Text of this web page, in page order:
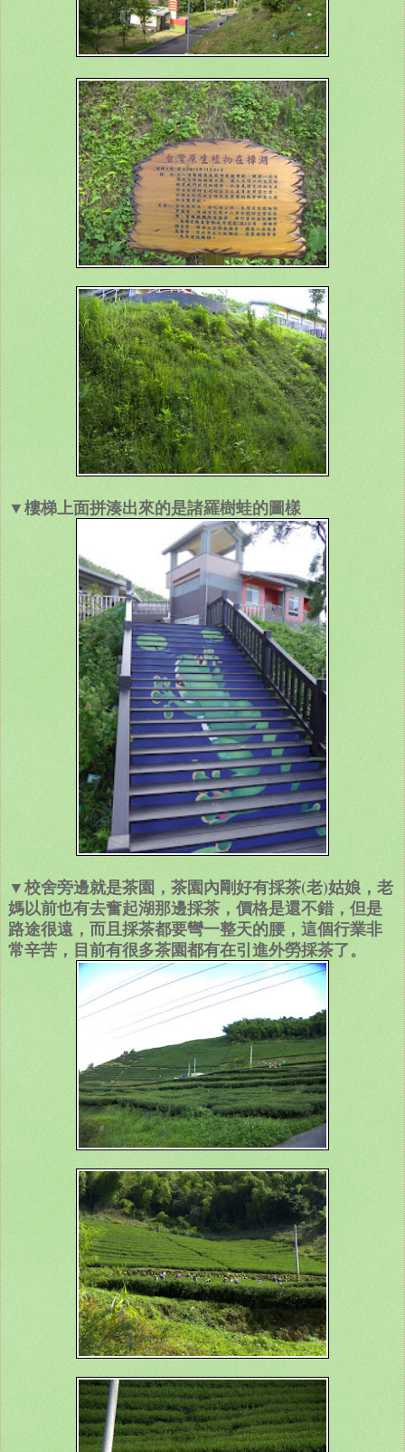
▼樓梯上面拼湊出來的是諸羅樹蛙的圖樣
▼校舍旁邊就是茶園，茶園內剛好有採茶(老)姑娘，老
媽以前也有去奮起湖那邊採茶，價格是還不錯，但是
路途很遠，而且採茶都要彎一整天的腰，這個行業非
常辛苦，目前有很多茶園都有在引進外勞採茶了。